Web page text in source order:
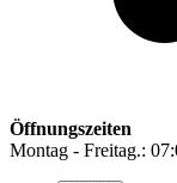
Öffnungszeiten
Montag - Freitag.: